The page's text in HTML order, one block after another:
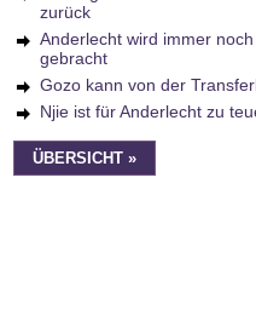
zurück
Anderlecht wird immer
gebracht
Gozo kann von der
Njie ist für Anderlecht zu
ÜBERSICHT »